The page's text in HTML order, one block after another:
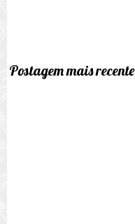
Postagem mais recente